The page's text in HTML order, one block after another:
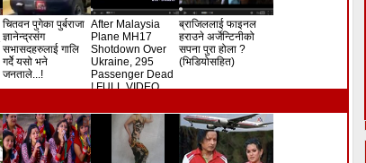
चितवन पुगेका पुर्बराजा
ज्ञानेन्द्रसंग
सभासदहरुलाई गालि
गर्देे यसो भने
जनताले...!
After Malaysia
Plane MH17
Shotdown Over
Ukraine, 295
Passenger Dead
! FULL VIDEO
ब्राजिललाई फाइनल
हराउने अर्जेन्टिनीको
सपना पुरा होला ?
(भिडियोसहित)